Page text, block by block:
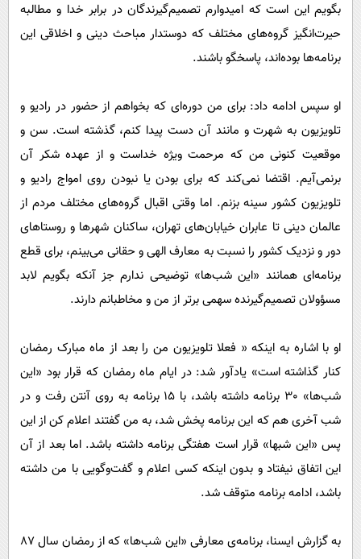
بگویم این است که امیدوارم تصمیم‌گیرندگان در برابر خدا و مطالبه
حیرت‌انگیز گروه‌های مختلف که دوستدار مباحث دینی و اخلاقی این
برنامه‌ها بوده‌اند، پاسخگو باشند.
او سپس ادامه داد: برای من دوره‌ای که بخواهم از حضور در رادیو و
تلویزیون به شهرت و مانند آن دست پیدا کنم، گذشته است. سن و
موقعیت کنونی من که مرحمت ویژه خداست‌ و از عهده شکر آن
برنمی‌آیم. اقتضا نمی‌کند که برای بودن یا نبودن روی امواج رادیو و
تلویزیون کشور سینه بزنم. اما وقتی اقبال گروه‌های مختلف مردم از
عالمان دینی تا عابران خیابان‌های تهران‌، ساکنان شهرها و روستاهای
دور و نزدیک کشور را نسبت به معارف الهی و حقانی می‌بینم، برای قطع
برنامه‌ای همانند «این شب‌ها» توضیحی ندارم جز آنکه بگویم لابد
مسؤولان تصمیم‌گیرنده سهمی برتر از من و مخاطبانم دارند.
او با اشاره به اینکه « فعلا تلویزیون من را بعد از ماه مبارک رمضان
کنار گذاشته است» یادآور شد: در ایام ماه رمضان که قرار بود «این
شب‌ها» 30 برنامه داشته باشد، با 15 برنامه به روی آنتن رفت و در
شب آخری هم که این برنامه پخش شد، به من گفتند اعلام کن از این
پس «این شبها» قرار است هفتگی برنامه داشته باشد. اما بعد از آن
این اتفاق نیفتاد و بدون اینکه کسی اعلام و گفت‌وگویی با من داشته
باشد، ادامه برنامه متوقف شد.
به گزارش ایسنا،‌ برنامه‌ی معارفی «این شب‌ها» که از رمضان سال 87